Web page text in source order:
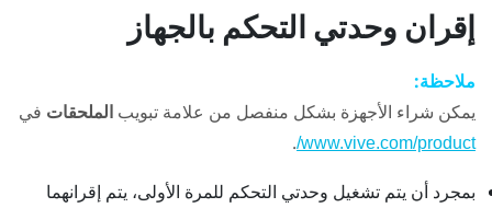
إقران وحدتي التحكم بالجهاز
ملاحظة:
يمكن شراء الأجهزة بشكل منفصل من علامة تبويب الملحقات في
www.vive.com/product/
.
بمجرد أن يتم تشغيل وحدتي التحكم للمرة الأولى، يتم إقرانهما